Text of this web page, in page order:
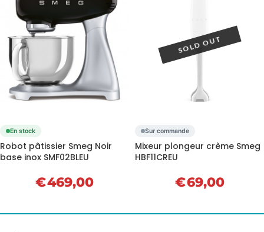
En stock
Robot pâtissier Smeg Noir
base inox SMF02BLEU
€469,00
Sur commande
Mixeur plongeur crème Smeg
HBF11CREU
€69,00